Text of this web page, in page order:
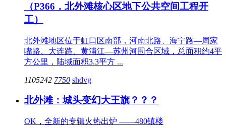
（P366，北外滩核心区地下公共空间工程开
工）
北外滩地区位于虹口区南部，河南北路、海宁路—周家
嘴路、大连路、黄浦江—苏州河围合区域，总面积约4平
方公里，陆域面积3.3平方 ...
1105242 7750 shdvg
北外滩：城头变幻大王旗？？？
OK，全新的专辑火热出炉 ——480镇楼